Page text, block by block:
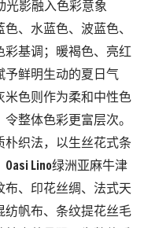
光影融入色彩意象
、水蓝色、波蓝色、
彩基调；暖褐色、亮红
予鲜明生动的夏日气
米色则作为柔和中性色
整体色彩更富层次。
朴织法，以生丝花式条
Lino绿洲亚麻牛津
布、印花丝绸、法式天
纺帆布、条纹提花丝毛